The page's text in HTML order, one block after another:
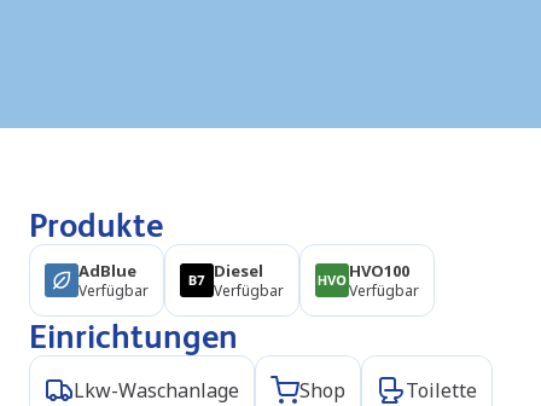
Produkte
AdBlue
Verfügbar
Diesel
Verfügbar
HVO100
Verfügbar
Einrichtungen
Lkw-Waschanlage Shop Toilette